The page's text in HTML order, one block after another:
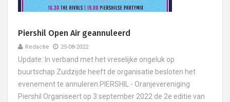
Piershil Open Air geannuleerd
Redactie 25-08-2022
Update: In verband met het vreselijke ongeluk op
buurtschap Zuidzijde heeft de organisatie besloten het
evenement te annuleren.PIERSHIL - Oranjevereniging
Piershil Organiseert op 3 september 2022 de 2e editie van